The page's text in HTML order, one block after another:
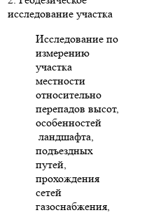
исследование участка
Исследование по
измерению
участка
местности
относительно
перепадов высот,
особенностей
ландшафта,
подъездных
путей,
прохождения
сетей
газоснабжения,